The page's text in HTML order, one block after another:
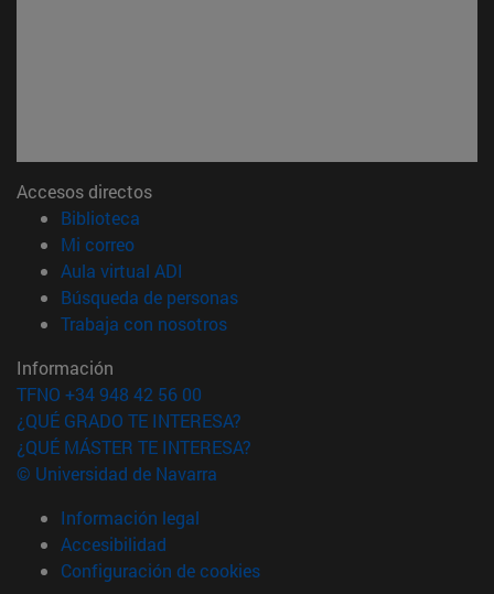
Accesos directos
Biblioteca
Mi correo(abre en nueva ventana)
Aula virtual ADI
Búsqueda de personas(abre en nueva ventana)
Trabaja con nosotros(abre en nueva ventana)
Información
TFNO +34 948 42 56 00
¿QUÉ GRADO TE INTERESA?
¿QUÉ MÁSTER TE INTERESA?
© Universidad de Navarra
Información legal
Accesibilidad
Configuración de cookies